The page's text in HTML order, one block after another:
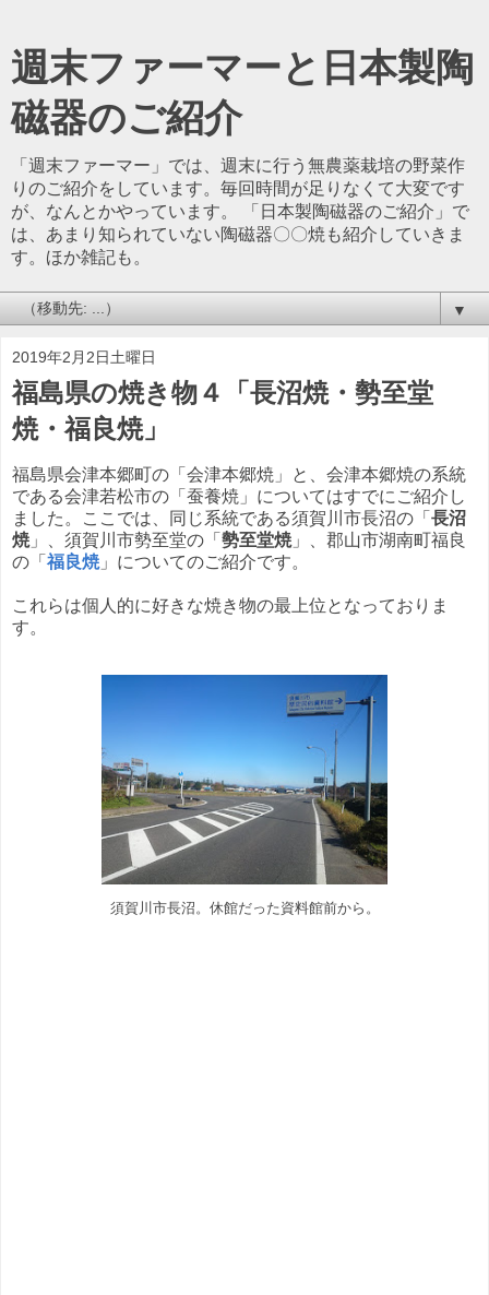
週末ファーマーと日本製陶
磁器のご紹介
「週末ファーマー」では、週末に行う無農薬栽培の野菜作
りのご紹介をしています。毎回時間が足りなくて大変です
が、なんとかやっています。 「日本製陶磁器のご紹介」で
は、あまり知られていない陶磁器〇〇焼も紹介していきま
す。ほか雑記も。
▼
2019年2月2日土曜日
福島県の焼き物４「長沼焼・勢至堂
焼・福良焼」
福島県会津本郷町の「会津本郷焼」と、会津本郷焼の系統
である会津若松市の「蚕養焼」についてはすでにご紹介し
ました。ここでは、同じ系統である須賀川市長沼の「 長沼
焼 」、須賀川市勢至堂の「 勢至堂焼 」、郡山市湖南町福良
の「 福良焼 」についてのご紹介です。
これらは個人的に好きな焼き物の最上位となっておりま
す。
須賀川市長沼。休館だった資料館前から。